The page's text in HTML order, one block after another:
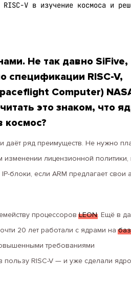
V в изучение космоса и
Не так давно SiFive,
спецификации RISC-V,
Computer)
это знаком, что
космос?
ряд преимуществ. Не нужно
лицензионной политики,
блоки, если ARM предлагает свои
процессоровLEON. Ещё в
20 лет работали с ядрами на
требованиями
пользу RISC-V — и уже сделали